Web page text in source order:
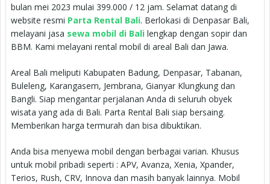
bulan mei 2023 mulai 399.000 / 12 jam. Selamat datang di
website resmi Parta Rental Bali. Berlokasi di Denpasar Bali,
melayani jasa sewa mobil di Bali lengkap dengan sopir dan
BBM. Kami melayani rental mobil di areal Bali dan Jawa.
Areal Bali meliputi Kabupaten Badung, Denpasar, Tabanan,
Buleleng, Karangasem, Jembrana, Gianyar Klungkung dan
Bangli. Siap mengantar perjalanan Anda di seluruh obyek
wisata yang ada di Bali. Parta Rental Bali siap bersaing.
Memberikan harga termurah dan bisa dibuktikan.
Anda bisa menyewa mobil dengan berbagai varian. Khusus
untuk mobil pribadi seperti : APV, Avanza, Xenia, Xpander,
Terios, Rush, CRV, Innova dan masih banyak lainnya. Mobil